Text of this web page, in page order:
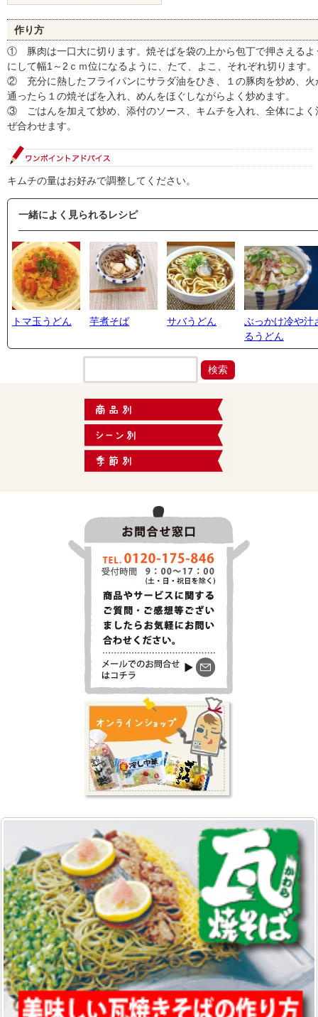
作り方
① 豚肉は一口大に切ります。焼そばを袋の上から包丁で押さえるよ
にして幅1～2ｃｍ位になるように、たて、よこ、それぞれ切ります。
② 充分に熱したフライパンにサラダ油をひき、１の豚肉を炒め、火
通ったら１の焼そばを入れ、めんをほぐしながらよく炒めます。
③ ごはんを加えて炒め、添付のソース、キムチを入れ、全体によく
ぜ合わせます。
キムチの量はお好みで調整してください。
一緒によく見られるレシピ
トマ玉うどん 芋煮そば サバうどん
ぶっかけ冷や汁
るうどん